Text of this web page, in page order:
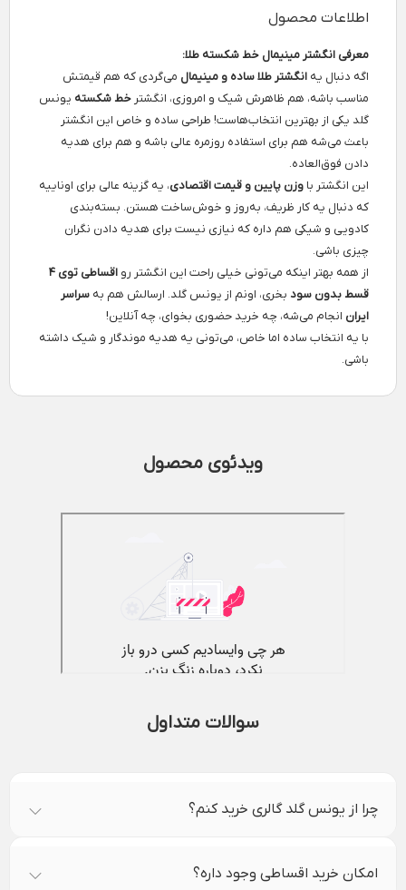
اطلاعات محصول
معرفی انگشتر مینیمال خط شکسته طلا:
اگه دنبال یه انگشتر طلا ساده و مینیمال می‌گردی که هم قیمتش
مناسب باشه، هم ظاهرش شیک و امروزی، انگشتر خط شکسته یونس
گلد یکی از بهترین انتخاب‌هاست! طراحی ساده و خاص این انگشتر
باعث می‌شه هم برای استفاده روزمره عالی باشه و هم برای هدیه
دادن فوق‌العاده.
این انگشتر با وزن پایین و قیمت اقتصادی، یه گزینه عالی برای اوناییه
که دنبال یه کار ظریف، به‌روز و خوش‌ساخت هستن. بسته‌بندی
کادویی و شیکی هم داره که نیازی نیست برای هدیه دادن نگران
چیزی باشی.
از همه بهتر اینکه می‌تونی خیلی راحت این انگشتر رو
اقساطی توی ۴
قسط بدون سود بخری، اونم از یونس گلد. ارسالش هم به سراسر
ایران انجام می‌شه، چه خرید حضوری بخوای، چه آنلاین!
با یه انتخاب ساده اما خاص، می‌تونی یه هدیه موندگار و شیک داشته
باشی.
ویدئوی محصول
سوالات متداول
چرا از یونس گلد گالری خرید کنم؟
امکان خرید اقساطی وجود داره؟